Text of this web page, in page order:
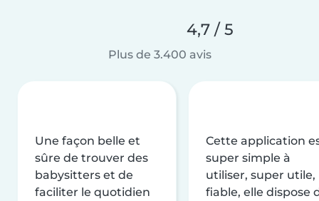
4,7 / 5
Plus de 3.400 avis
Une façon belle et
sûre de trouver des
babysitters et de
faciliter le quotidien
Cette application
super simple à
utiliser, super utile,
fiable, elle dispose